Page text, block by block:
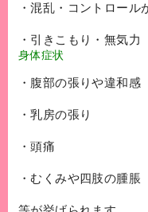
・混乱・コントロール
・引きこもり・無気力
身体症状
・腹部の張りや違和感
・乳房の張り
・頭痛
・むくみや四肢の腫脹